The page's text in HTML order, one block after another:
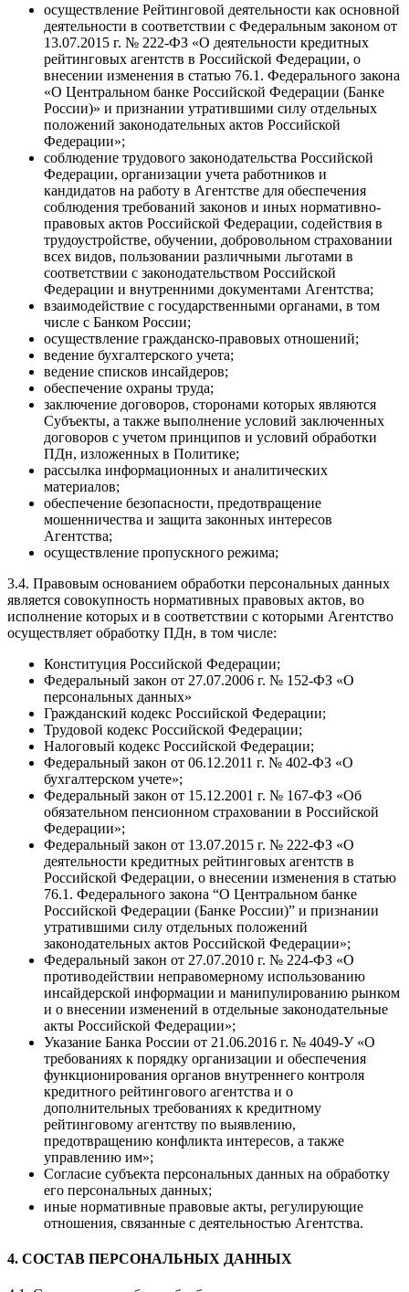
осуществление Рейтинговой деятельности как основной
деятельности в соответствии с Федеральным законом от
13.07.2015 г. № 222-ФЗ «О деятельности кредитных
рейтинговых агентств в Российской Федерации, о
внесении изменения в статью 76.1. Федерального закона
«О Центральном банке Российской Федерации (Банке
России)» и признании утратившими силу отдельных
положений законодательных актов Российской
Федерации»;
соблюдение трудового законодательства Российской
Федерации, организации учета работников и
кандидатов на работу в Агентстве для обеспечения
соблюдения требований законов и иных нормативно-
правовых актов Российской Федерации, содействия в
трудоустройстве, обучении, добровольном страховании
всех видов, пользовании различными льготами в
соответствии с законодательством Российской
Федерации и внутренними документами Агентства;
взаимодействие с государственными органами, в том
числе с Банком России;
осуществление гражданско-правовых отношений;
ведение бухгалтерского учета;
ведение списков инсайдеров;
обеспечение охраны труда;
заключение договоров, сторонами которых являются
Субъекты, а также выполнение условий заключенных
договоров с учетом принципов и условий обработки
ПДн, изложенных в Политике;
рассылка информационных и аналитических
материалов;
обеспечение безопасности, предотвращение
мошенничества и защита законных интересов
Агентства;
осуществление пропускного режима;
3.4. Правовым основанием обработки персональных данных
является совокупность нормативных правовых актов, во
исполнение которых и в соответствии с которыми Агентство
осуществляет обработку ПДн, в том числе:
Конституция Российской Федерации;
Федеральный закон от 27.07.2006 г. № 152-ФЗ «О
персональных данных»
Гражданский кодекс Российской Федерации;
Трудовой кодекс Российской Федерации;
Налоговый кодекс Российской Федерации;
Федеральный закон от 06.12.2011 г. № 402-ФЗ «О
бухгалтерском учете»;
Федеральный закон от 15.12.2001 г. № 167-ФЗ «Об
обязательном пенсионном страховании в Российской
Федерации»;
Федеральный закон от 13.07.2015 г. № 222-ФЗ «О
деятельности кредитных рейтинговых агентств в
Российской Федерации, о внесении изменения в статью
76.1. Федерального закона “О Центральном банке
Российской Федерации (Банке России)” и признании
утратившими силу отдельных положений
законодательных актов Российской Федерации»;
Федеральный закон от 27.07.2010 г. № 224-ФЗ «О
противодействии неправомерному использованию
инсайдерской информации и манипулированию рынком
и о внесении изменений в отдельные законодательные
акты Российской Федерации»;
Указание Банка России от 21.06.2016 г. № 4049-У «О
требованиях к порядку организации и обеспечения
функционирования органов внутреннего контроля
кредитного рейтингового агентства и о
дополнительных требованиях к кредитному
рейтинговому агентству по выявлению,
предотвращению конфликта интересов, а также
управлению им»;
Согласие субъекта персональных данных на обработку
его персональных данных;
иные нормативные правовые акты, регулирующие
отношения, связанные с деятельностью Агентства.
4. СОСТАВ ПЕРСОНАЛЬНЫХ ДАННЫХ